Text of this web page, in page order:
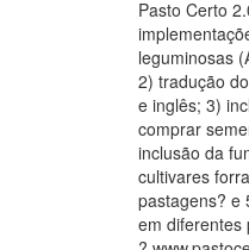
Pasto Certo
leguminosas
2) tradução
e inglês; 3)
comprar
inclusão da
cultivares
pastagens? e
em diferentes